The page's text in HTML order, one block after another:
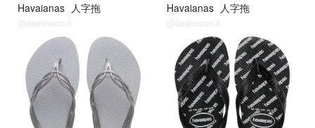
Havaianas 人字拖
@dealmoon.it
Havaianas 人字拖
@dealmoon.it